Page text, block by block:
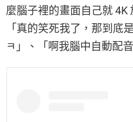
麼腦子裡的畫面自己就 4K
「真的笑死我了，那到底
ㅋ」、「啊我腦中自動配